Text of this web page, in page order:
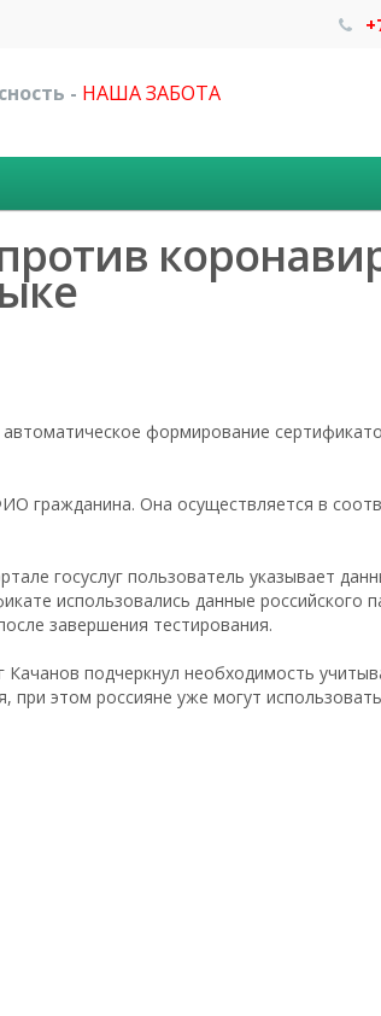
- НАША ЗАБОТА
формирование
гражданина. Она осуществляется в
госуслуг пользователь указывает
использовались данные российского
завершения тестирования.
подчеркнул необходимость
этом россияне уже могут